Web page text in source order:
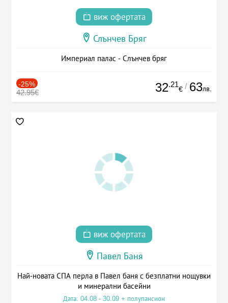
виж офертата
Слънчев Бряг
Империал палас - Слънчев бряг
-25%
42.95€ 32.21
€ / 63лв.
виж офертата
Павел Баня
Най-новата СПА перла в Павел баня с безплатни нощувки
и минерални басейни
Дата: 04.08 - 30.09 + полупансион